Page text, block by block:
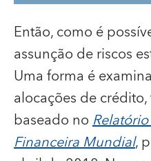
Então, como é
assunção de riscos
Uma forma é
alocações de
baseado no
Financeira Mundial,